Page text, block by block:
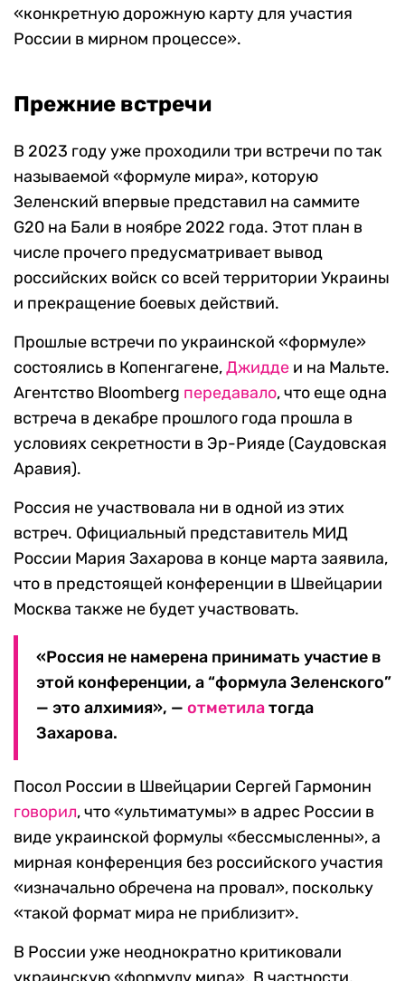
«конкретную дорожную карту для участия
России в мирном процессе».
Прежние встречи
В 2023 году уже проходили три встречи по так
называемой «формуле мира», которую
Зеленский впервые представил на саммите
G20 на Бали в ноябре 2022 года. Этот план в
числе прочего предусматривает вывод
российских войск со всей территории Украины
и прекращение боевых действий.
Прошлые встречи по украинской «формуле»
состоялись в Копенгагене,Джидде и на Мальте.
Агентство Bloomberg передавало, что еще одна
встреча в декабре прошлого года прошла в
условиях секретности в Эр-Рияде (Саудовская
Аравия).
Россия не участвовала ни в одной из этих
встреч. Официальный представитель МИД
России Мария Захарова в конце марта заявила,
что в предстоящей конференции в Швейцарии
Москва также не будет участвовать.
«Россия не намерена принимать участие в
этой конференции, а “формула Зеленского”
— это алхимия», — отметилатогда
Захарова.
Посол России в Швейцарии Сергей Гармонин
говорил, что «ультиматумы» в адрес России в
виде украинской формулы «бессмысленны», а
мирная конференция без российского участия
«изначально обречена на провал», поскольку
«такой формат мира не приблизит».
В России уже неоднократно критиковали